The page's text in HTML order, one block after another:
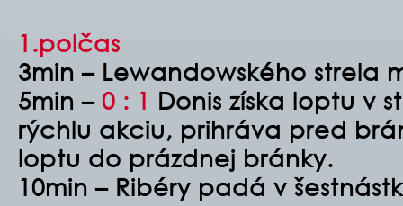
1.polčas
3min – Lewandowského strela
5min – 0 : 1 Donis získa loptu v
rýchlu akciu, prihráva pred
loptu do prázdnej bránky.
10min – Ribéry padá v